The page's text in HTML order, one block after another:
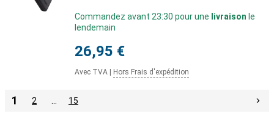
Commandez avant 23:30 pour une livraison le
lendemain
26,95 €
Avec TVA Hors Frais d'expédition
1 2 15